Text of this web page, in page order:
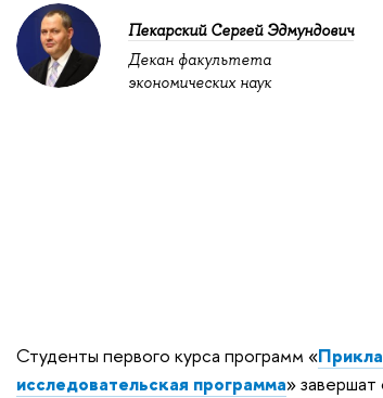
Пекарский Сергей Эдмундович
Декан факультета
экономических наук
Студенты первого курса программ «
исследовательская программа» завершат